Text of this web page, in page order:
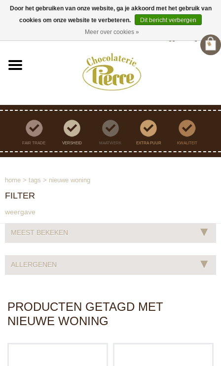
Verzending binnen Nederland vanaf €45,- gratis
Registreren
FAIR TRADE VERSHEID MAATWERK EXTRA PUUR KWALITEIT
home > tags > nieuwe woning
FILTER
weergave
MEEST BEKEKEN ▾
ALLERGENEN ▾
PRODUCTEN GETAGD MET
NIEUWE WONING
Door het gebruiken van onze website, ga je akkoord met het gebruik van
cookies om onze website te verbeteren.
Dit bericht verbergen
Meer over cookies »